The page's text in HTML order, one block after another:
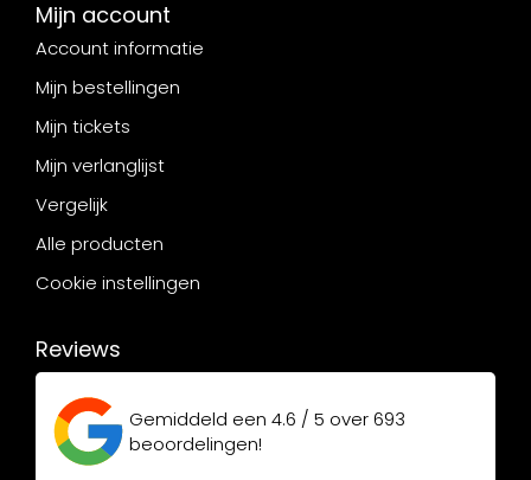
Mijn account
Account informatie
Mijn bestellingen
Mijn tickets
Mijn verlanglijst
Vergelijk
Alle producten
Cookie instellingen
Reviews
Gemiddeld een 4.6 / 5 over693
beoordelingen!